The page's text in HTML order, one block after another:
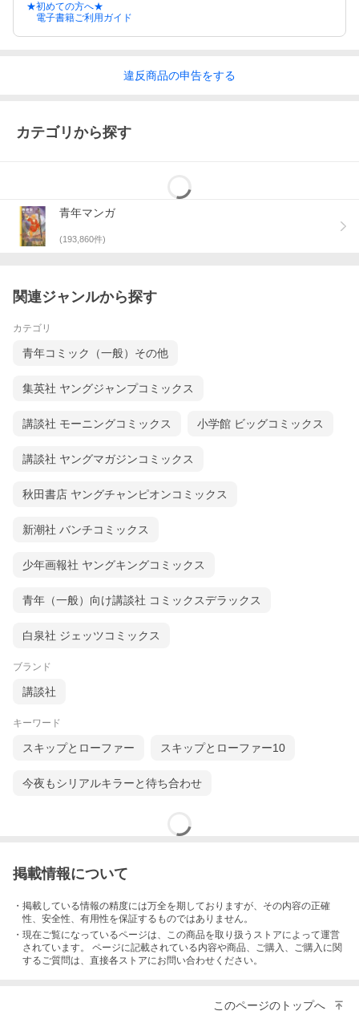
★初めての方へ★
電子書籍ご利用ガイド
違反商品の申告をする
カテゴリから探す
青年マンガ
(193,860件)
関連ジャンルから探す
カテゴリ
青年コミック（一般）その他
集英社 ヤングジャンプコミックス
講談社 モーニングコミックス 小学館 ビッグコミックス
講談社 ヤングマガジンコミックス
秋田書店 ヤングチャンピオンコミックス
新潮社 バンチコミックス
少年画報社 ヤングキングコミックス
青年（一般）向け講談社 コミックスデラックス
白泉社 ジェッツコミックス
ブランド
講談社
キーワード
スキップとローファー スキップとローファー10
今夜もシリアルキラーと待ち合わせ
掲載情報について
・掲載している情報の精度には万全を期しておりますが、その内容の正確
性、安全性、有用性を保証するものではありません。
・現在ご覧になっているページは、この商品を取り扱うストアによって運営
されています。 ページに記載されている内容や商品、ご購入 、ご購入に関
するご質問は、直接各ストアにお問い合わせください。
このページのトップへ